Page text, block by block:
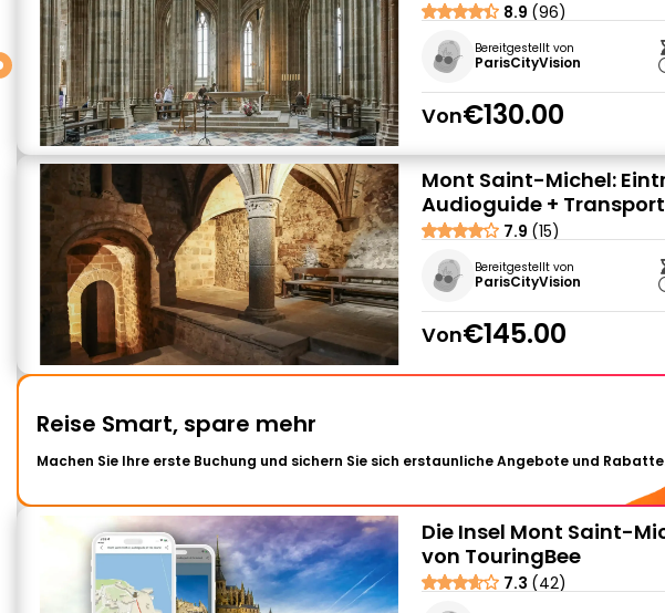
8.9 (96)
Bereitgestellt von
ParisCityVision
Von€130.00
Mont Saint-Michel:
Audioguide +
7.9 (15)
Bereitgestellt von
ParisCityVision
Von€145.00
Reise Smart, spare mehr
Machen Sie Ihre erste Buchung und sichern Sie sich erstaunliche Angebote und
Die Insel Mont Saint-
von TouringBee
7.3 (42)